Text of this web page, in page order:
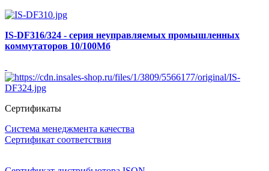
IS-DF316/324 - серия неуправляемых промышленных
коммутаторов 10/100Мб
Сертификаты
Система менеджмента качества
Сертификат соответствия